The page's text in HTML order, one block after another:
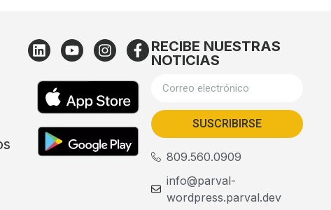
RECIBE NUESTRAS
NOTICIAS
SUSCRIBIRSE
809.560.0909
info@parval-
wordpress.parval.dev